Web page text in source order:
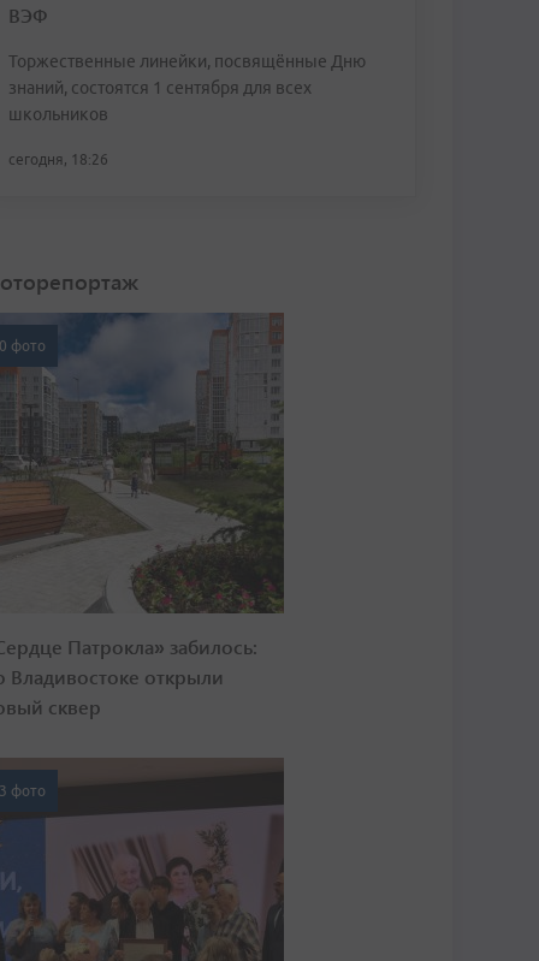
ВЭФ
Торжественные линейки, посвящённые Дню
знаний, состоятся 1 сентября для всех
школьников
сегодня, 18:26
фото
Патрокла» забилось:
Владивостоке открыли
сквер
фото